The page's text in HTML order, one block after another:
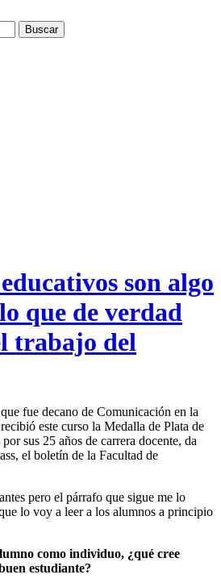
son algo
que de verdad
trabajo del
fue decano de Comunicación en la
este curso la Medalla de Plata de
sus 25 años de carrera docente, da
el boletín de la Facultad de
pero el párrafo que sigue me lo
lo voy a leer a los alumnos a principio
como individuo, ¿qué cree
estudiante?